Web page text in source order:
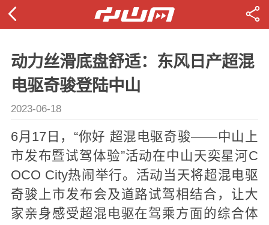
动力丝滑底盘舒适：东风日产超混
电驱奇骏登陆中山
2023-06-18
6月17日，“你好 超混电驱奇骏——中山上
市发布暨试驾体验”活动在中山天奕星河C
OCO City热闹举行。活动当天将超混电驱
奇骏上市发布会及道路试驾相结合，让大
家亲身感受超混电驱在驾乘方面的综合体